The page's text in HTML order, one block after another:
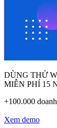
DÙNG THỬ
MIỄN PHÍ 15
+100.000
Xem demo